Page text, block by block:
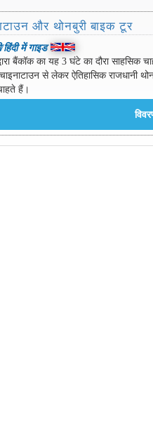
और थोनबुरी बाइक टूर
में गाइड
बैंकॉक का यह 3 घंटे का दौरा
से लेकर ऐतिहासिक राजधानी
हैं।